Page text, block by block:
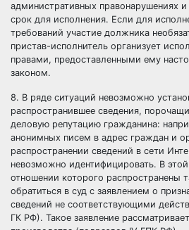
административных правонарушениях
срок для исполнения. Если для
требований участие должника
пристав-исполнитель организует
правами, предоставленными ему
законом.
8. В ряде ситуаций невозможно
распространившее сведения,
деловую репутацию гражданина:
анонимных писем в адрес граждан и
распространении сведений в сети
невозможно идентифицировать. В
отношении которого распространены
обратиться в суд с заявлением о
сведений не соответствующими
ГК РФ). Такое заявление